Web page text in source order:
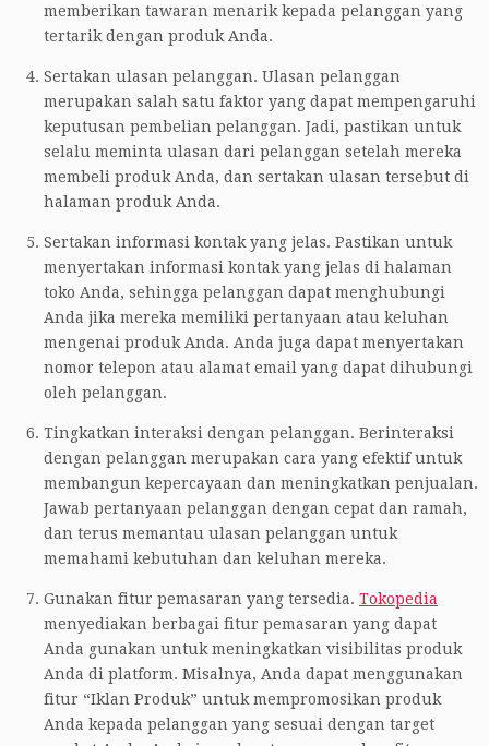
memberikan tawaran menarik kepada pelanggan yang
tertarik dengan produk Anda.
Sertakan ulasan pelanggan. Ulasan pelanggan
merupakan salah satu faktor yang dapat mempengaruhi
keputusan pembelian pelanggan. Jadi, pastikan untuk
selalu meminta ulasan dari pelanggan setelah mereka
membeli produk Anda, dan sertakan ulasan tersebut di
halaman produk Anda.
Sertakan informasi kontak yang jelas. Pastikan untuk
menyertakan informasi kontak yang jelas di halaman
toko Anda, sehingga pelanggan dapat menghubungi
Anda jika mereka memiliki pertanyaan atau keluhan
mengenai produk Anda. Anda juga dapat menyertakan
nomor telepon atau alamat email yang dapat dihubungi
oleh pelanggan.
Tingkatkan interaksi dengan pelanggan. Berinteraksi
dengan pelanggan merupakan cara yang efektif untuk
membangun kepercayaan dan meningkatkan penjualan.
Jawab pertanyaan pelanggan dengan cepat dan ramah,
dan terus memantau ulasan pelanggan untuk
memahami kebutuhan dan keluhan mereka.
Gunakan fitur pemasaran yang tersedia. Tokopedia
menyediakan berbagai fitur pemasaran yang dapat
Anda gunakan untuk meningkatkan visibilitas produk
Anda di platform. Misalnya, Anda dapat menggunakan
fitur “Iklan Produk” untuk mempromosikan produk
Anda kepada pelanggan yang sesuai dengan target